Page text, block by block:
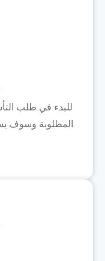
للبدء في طلب
المطلوبة وسوف